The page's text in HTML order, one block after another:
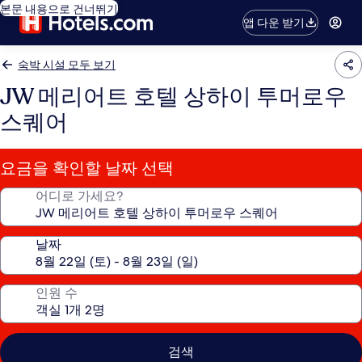
본문 내용으로 건너뛰기
앱 다운 받기
숙박 시설 모두 보기
JW 메리어트 호텔 상하이 투머로우
스퀘어
요금을 확인할 날짜 선택
어디로 가세요?
날짜
인원 수
검색